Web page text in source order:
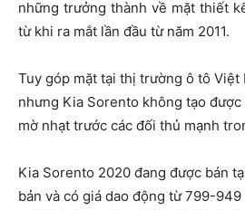
những trưởng thành về mặt thiết
từ khi ra mắt lần đầu từ năm 2011.
Tuy góp mặt tại thị trường ô tô Việt
nhưng Kia Sorento không tạo
mờ nhạt trước các đối thủ mạnh
Kia Sorento 2020 đang được bán
bản và có giá dao động từ 799-